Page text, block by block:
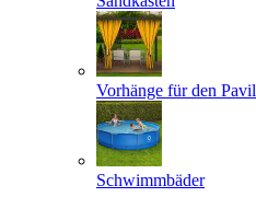
Vorhänge für den
Schwimmbäder